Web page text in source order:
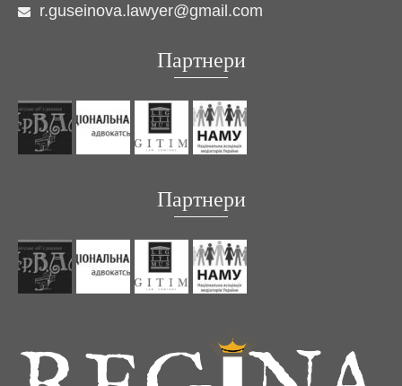
r.guseinova.lawyer@gmail.com
Партнери
Партнери